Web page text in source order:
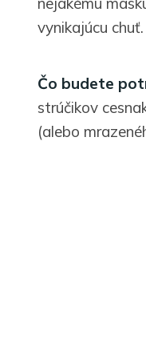
vynikajúcu chuť.
Čo budete
strúčikov
(alebo